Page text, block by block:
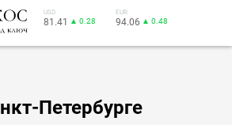
USD
81.41 ▲ 0.28
EUR
94.06 ▲ 0.48
Петербурге